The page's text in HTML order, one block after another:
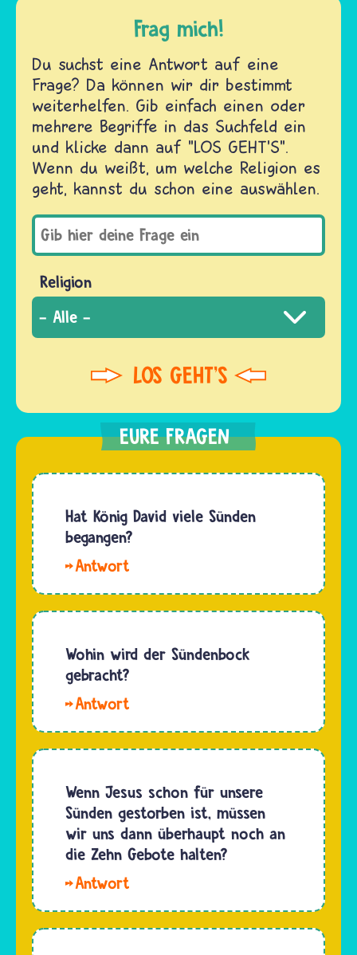
Frag mich!
Du suchst eine Antwort auf eine
Frage? Da können wir dir bestimmt
weiterhelfen. Gib einfach einen oder
mehrere Begriffe in das Suchfeld ein
und klicke dann auf "LOS GEHT'S".
Wenn du weißt, um welche Religion es
geht, kannst du schon eine auswählen.
Religion
Hat König David viele Sünden
begangen?
David hat
Sünden
begangen,
aber
auch
viele
gute
getan.
Wegen
seinen
vielen
guten
und…
Wohin wird der Sündenbock
gebracht?
ist
dass der
Hohepriester
die
Sünden
Volkes
Israel
symbolisch
Wenn Jesus schon für unsere
Sünden gestorben ist, müssen
wir uns dann überhaupt noch an
die Zehn Gebote halten?
Sünde